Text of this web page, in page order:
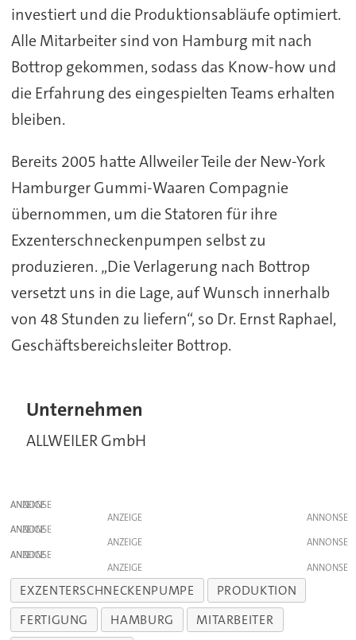
investiert und die Produktionsabläufe optimiert.
Alle Mitarbeiter sind von Hamburg mit nach
Bottrop gekommen, sodass das Know-how und
die Erfahrung des eingespielten Teams erhalten
bleiben.
Bereits 2005 hatte Allweiler Teile der New-York
Hamburger Gummi-Waaren Compagnie
übernommen, um die Statoren für ihre
Exzenterschneckenpumpen selbst zu
produzieren. „Die Verlagerung nach Bottrop
versetzt uns in die Lage, auf Wunsch innerhalb
von 48 Stunden zu liefern“, so Dr. Ernst Raphael,
Geschäftsbereichsleiter Bottrop.
Unternehmen
ALLWEILER GmbH
ANZEIGE
ANZEIGE
ANZEIGE
ANZEIGE
ANZEIGE
ANZEIGE
EXZENTERSCHNECKENPUMPE
PRODUKTION
FERTIGUNG
HAMBURG
MITARBEITER